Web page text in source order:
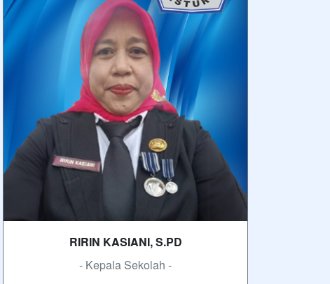
RIRIN KASIANI, S.PD
- Kepala Sekolah -